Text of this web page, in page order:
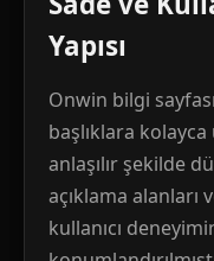
Yapısı
Onwin bilgi
başlıklara
anlaşılır şekilde
açıklama
kullanıcı